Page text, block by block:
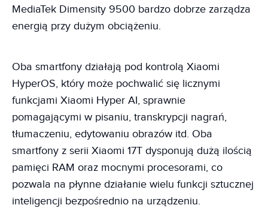
MediaTek Dimensity 9500 bardzo dobrze zarządza
energią przy dużym obciążeniu.
Oba smartfony działają pod kontrolą Xiaomi
HyperOS, który może pochwalić się licznymi
funkcjami Xiaomi Hyper AI, sprawnie
pomagającymi w pisaniu, transkrypcji nagrań,
tłumaczeniu, edytowaniu obrazów itd. Oba
smartfony z serii Xiaomi 17T dysponują dużą ilością
pamięci RAM oraz mocnymi procesorami, co
pozwala na płynne działanie wielu funkcji sztucznej
inteligencji bezpośrednio na urządzeniu.